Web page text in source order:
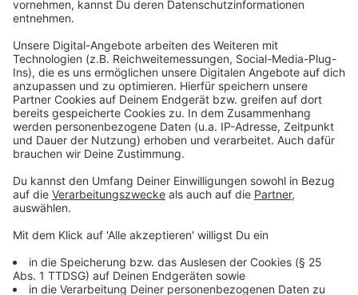
ist vielen bewusst geworden, welche Gefahren ein
lang anhaltender Regen oder ein Starkregen mit sich
bringen kann.
Weiterlesen, Beitrag hören und Video sehen
Anzeige
Anzeige
Jahren. Er ist verantwortlich für mehr als 5.000
Patientinnen und Patienten in seiner Region rund um